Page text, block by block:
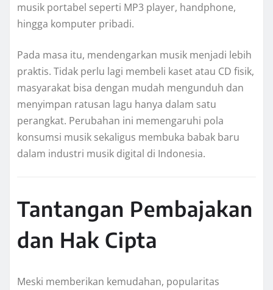
musik portabel seperti MP3 player, handphone,
hingga komputer pribadi.
Pada masa itu, mendengarkan musik menjadi lebih
praktis. Tidak perlu lagi membeli kaset atau CD fisik,
masyarakat bisa dengan mudah mengunduh dan
menyimpan ratusan lagu hanya dalam satu
perangkat. Perubahan ini memengaruhi pola
konsumsi musik sekaligus membuka babak baru
dalam industri musik digital di Indonesia.
Tantangan Pembajakan
dan Hak Cipta
Meski memberikan kemudahan, popularitas